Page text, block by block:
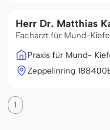
Herr Dr. Matthias
Facharzt für Mund-
Praxis für Mund-
Zeppelinring 188400
1